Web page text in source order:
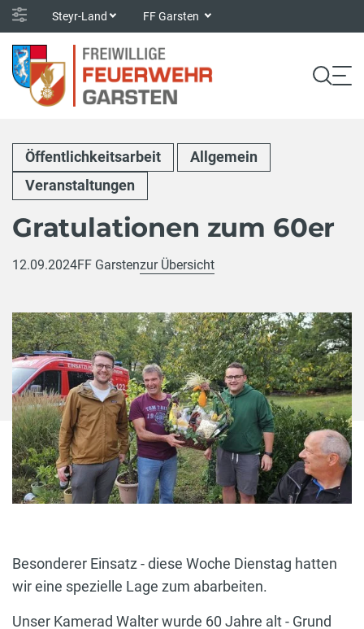
Steyr-Land FF Garsten
Öffentlichkeitsarbeit
Allgemein
Veranstaltungen
Gratulationen zum 60er
12.09.2024FF Garstenzur Übersicht
Besonderer Einsatz - diese Woche Dienstag hatten
wir eine spezielle Lage zum abarbeiten.
Unser Kamerad Walter wurde 60 Jahre alt - Grund